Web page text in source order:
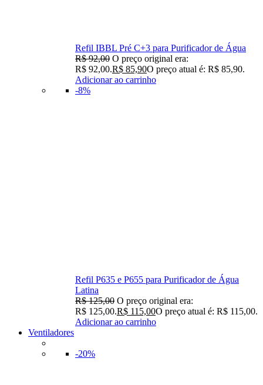
Refil IBBL Pré C+3 para Purificador de Água
R$92,00 O preço original era:
R$ 92,00.R$ 85,90O preço atual é: R$ 85,90.
Adicionar ao carrinho
-8%
Refil P635 e P655 para Purificador de Água
Latina
R$125,00 O preço original era:
R$ 125,00.R$ 115,00O preço atual é: R$ 115,00.
Adicionar ao carrinho
Ventiladores
-20%